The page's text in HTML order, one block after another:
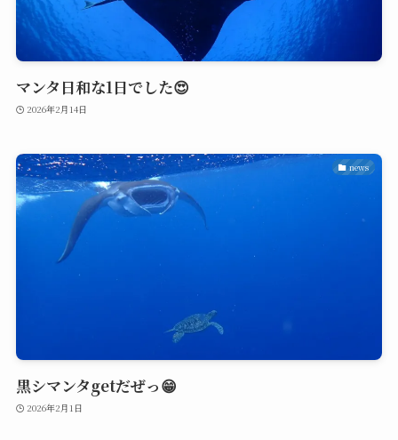
マンタ日和な1日でした😍
2026年2月14日
news
黒シマンタgetだぜっ😁
2026年2月1日